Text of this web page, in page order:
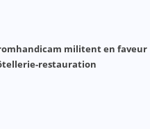
militent en faveur
restauration